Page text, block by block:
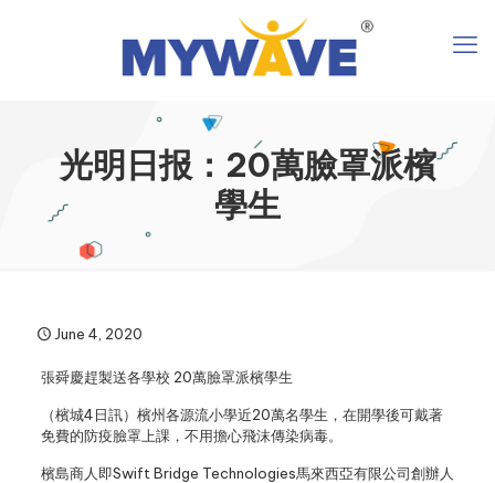
光明日报：20萬臉罩派檳
學生
June 4, 2020
張舜慶趕製送各學校 20萬臉罩派檳學生
（檳城4日訊）檳州各源流小學近20萬名學生，在開學後可戴著
免費的防疫臉罩上課，不用擔心飛沫傳染病毒。
檳島商人即Swift Bridge Technologies馬來西亞有限公司創辦人